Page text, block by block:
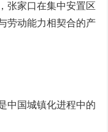
家口在集中安置区
劳动能力相契合的产
国城镇化进程中的